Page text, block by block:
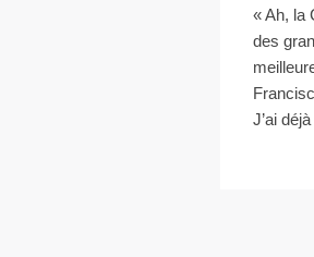
« Ah, la
des
J’ai